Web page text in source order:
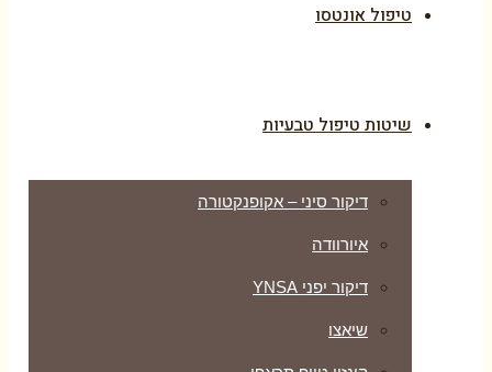
טיפול אונטסו
שיטות טיפול טבעיות
דיקור סיני – אקופנקטורה
איורוודה
דיקור יפני YNSA
שיאצו